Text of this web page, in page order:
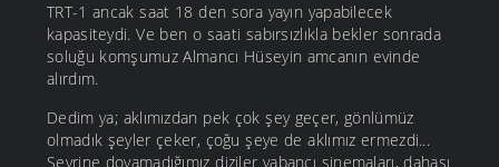
TRT-1 ancak saat 18 den sora yayın yapabilecek
kapasiteydi. Ve ben o saati sabırsızlıkla bekler sonrada
soluğu komşumuz Almancı Hüseyin amcanın evinde
alırdım.
Dedim ya; aklımızdan pek çok şey geçer, gönlümüz
olmadık şeyler çeker, çoğu şeye de aklımız ermezdi...
Seyrine doyamadığımız diziler yabancı sinemaları, dahası